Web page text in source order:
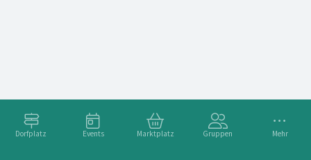
Dorfplatz Events Marktplatz Gruppen Mehr